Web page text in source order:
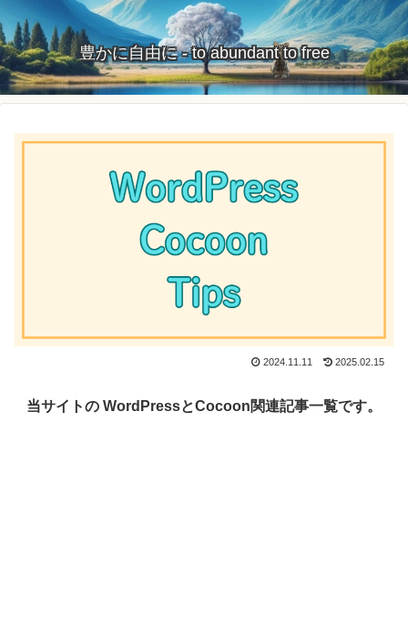
豊かに自由に - to abundant to free
2024.11.11 2025.02.15
当サイトの WordPressとCocoon関連記事一覧です。